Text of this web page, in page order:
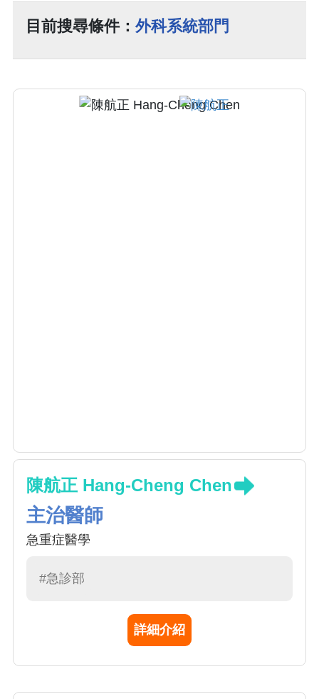
目前搜尋條件： 外科系統部門
陳航正 Hang-Cheng Chen
主治醫師
急重症醫學
#急診部
詳細介紹